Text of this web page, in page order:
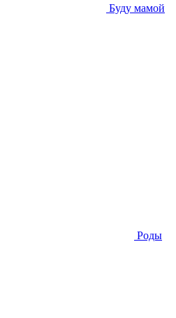
Буду мамой
Роды